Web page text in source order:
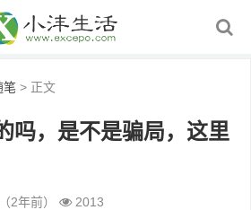
笔 > 正文
吗，是不是骗局，这里
2年前） 2013